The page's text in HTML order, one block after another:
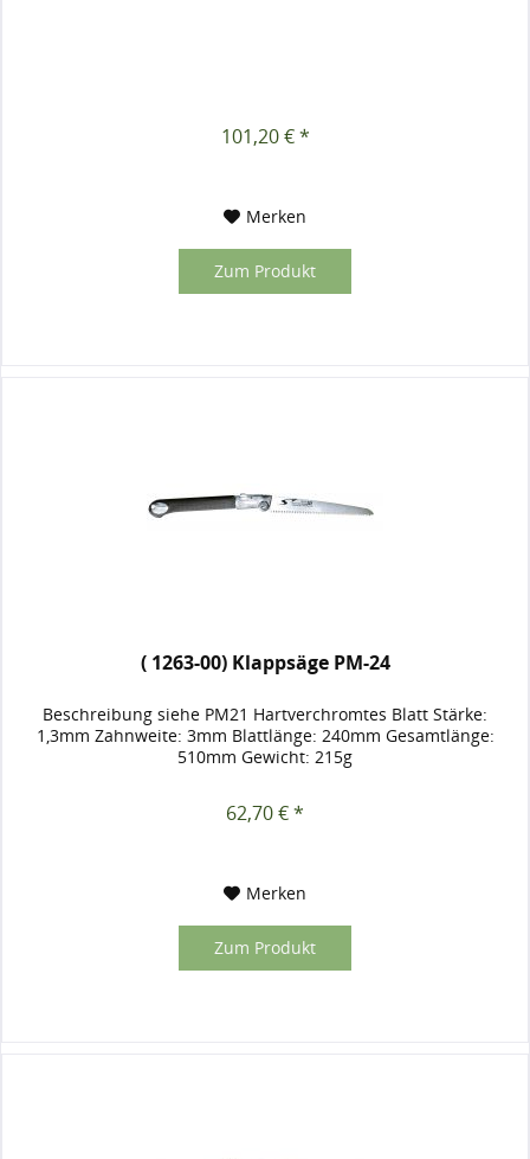
101,20 € *
Merken
Zum Produkt
( 1263-00) Klappsäge PM-24
Beschreibung siehe PM21 Hartverchromtes Blatt Stärke:
1,3mm Zahnweite: 3mm Blattlänge: 240mm Gesamtlänge:
510mm Gewicht: 215g
62,70 € *
Merken
Zum Produkt